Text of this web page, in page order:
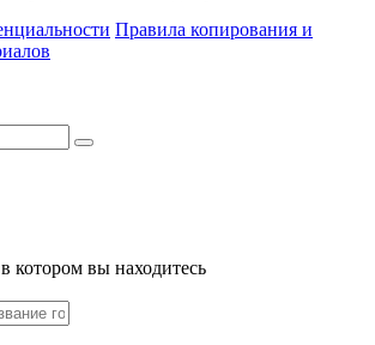
Правила копирования и
котором вы находитесь